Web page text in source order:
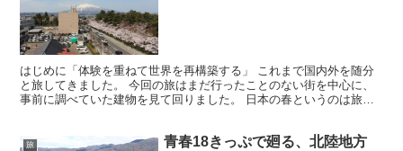
はじめに「体験を重ねて世界を再構築する」 これまで国内外を随分
と旅してきました。 今回の旅はまだ行ったことのない街を中心に、
事前に調べていた建物を見て回りました。 日本の春というのは旅の
旅
青春18きっぷで廻る、北陸地方